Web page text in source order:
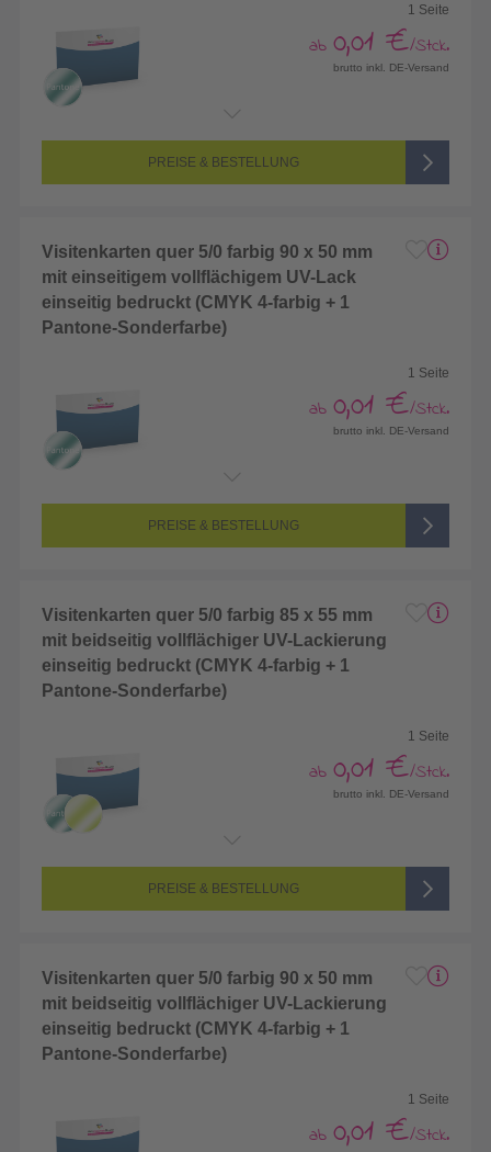
1 Seite
ab 0,01 €/Stck.
brutto inkl. DE-Versand
Seitenanzahl: 1-seitig (Vorderseite bedruckt, Rückseite unbedruckt)
5/0-farbig (vollfarbig bedruckt + 1 Sonderfarbe)
PREISE & BESTELLUNG
Visitenkarten quer 5/0 farbig 90 x 50 mm
mit einseitigem vollflächigem UV-Lack
einseitig bedruckt (CMYK 4-farbig + 1
Pantone-Sonderfarbe)
1 Seite
ab 0,01 €/Stck.
brutto inkl. DE-Versand
Seitenanzahl: 1-seitig (Vorderseite bedruckt, Rückseite unbedruckt)
5/0-farbig (vollfarbig bedruckt + 1 Sonderfarbe)
PREISE & BESTELLUNG
Visitenkarten quer 5/0 farbig 85 x 55 mm
mit beidseitig vollflächiger UV-Lackierung
einseitig bedruckt (CMYK 4-farbig + 1
Pantone-Sonderfarbe)
1 Seite
ab 0,01 €/Stck.
brutto inkl. DE-Versand
Seitenanzahl: 1-seitig (Vorderseite bedruckt, Rückseite unbedruckt)
5/0-farbig (vollfarbig bedruckt + 1 Sonderfarbe)
PREISE & BESTELLUNG
Visitenkarten quer 5/0 farbig 90 x 50 mm
mit beidseitig vollflächiger UV-Lackierung
einseitig bedruckt (CMYK 4-farbig + 1
Pantone-Sonderfarbe)
1 Seite
ab 0,01 €/Stck.